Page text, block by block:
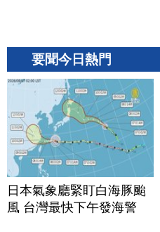
要聞今日熱門
日本氣象廳緊盯白海豚颱
風 台灣最快下午發海警